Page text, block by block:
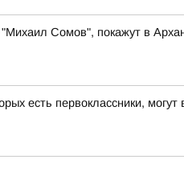
Сомов", покажут в
есть первоклассники,